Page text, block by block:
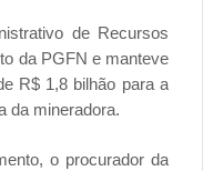
de Recursos
da PGFN e manteve
R$ 1,8 bilhão para a
da mineradora.
o procurador da